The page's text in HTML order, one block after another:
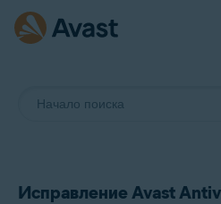
Исправление Avast